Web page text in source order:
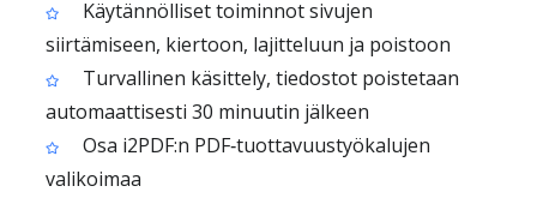
Käytännölliset toiminnot sivujen
siirtämiseen, kiertoon, lajitteluun ja poistoon
Turvallinen käsittely, tiedostot poistetaan
automaattisesti 30 minuutin jälkeen
Osa i2PDF:n PDF‑tuottavuustyökalujen
valikoimaa